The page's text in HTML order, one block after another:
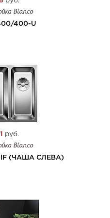
Blanco
400-U
руб.
Blanco
IF (ЧАША СЛЕВА)